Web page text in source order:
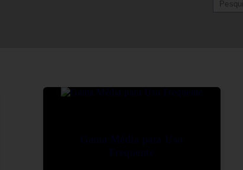
Gama Média para Uso
Frequente